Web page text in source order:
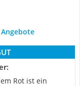
Rot ist ein